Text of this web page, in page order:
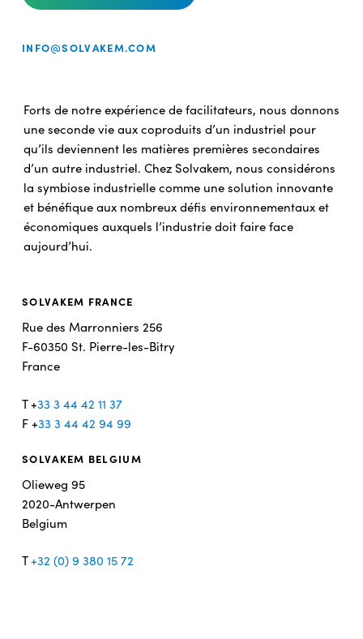
INFO@SOLVAKEM.COM
Forts de notre expérience de facilitateurs, nous donnons
une seconde vie aux coproduits d’un industriel pour
qu’ils deviennent les matières premières secondaires
d’un autre industriel. Chez Solvakem, nous considérons
la symbiose industrielle comme une solution innovante
et bénéfique aux nombreux défis environnementaux et
économiques auxquels l’industrie doit faire face
aujourd’hui.
SOLVAKEM FRANCE
Rue des Marronniers 256
F-60350 St. Pierre-les-Bitry
France
T +33 3 44 42 11 37
F +33 3 44 42 94 99
SOLVAKEM BELGIUM
Olieweg 95
2020-Antwerpen
Belgium
T+32 (0) 9 380 15 72